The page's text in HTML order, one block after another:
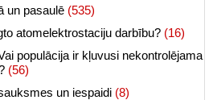
un pasaulē (535)
atomelektrostaciju darbību? (16)
populācija ir kļuvusi nekontrolējama
(56)
un iespaidi (8)